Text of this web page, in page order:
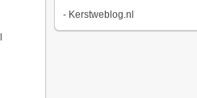
- Kerstweblog.nl